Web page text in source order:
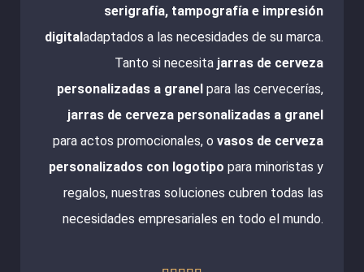
serigrafía, tampografía e impresión
digitaladaptados a las necesidades de su marca.
Tanto si necesita jarras de cerveza
personalizadas a granel para las cervecerías,
jarras de cerveza personalizadas a granel
para actos promocionales, o vasos de cerveza
personalizados con logotipo para minoristas y
regalos, nuestras soluciones cubren todas las
necesidades empresariales en todo el mundo.